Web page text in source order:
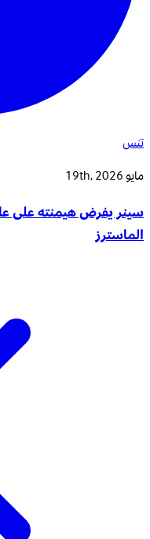
تنس
مايو 19th, 2026
سينر يفرض هيمنته على
الماسترز